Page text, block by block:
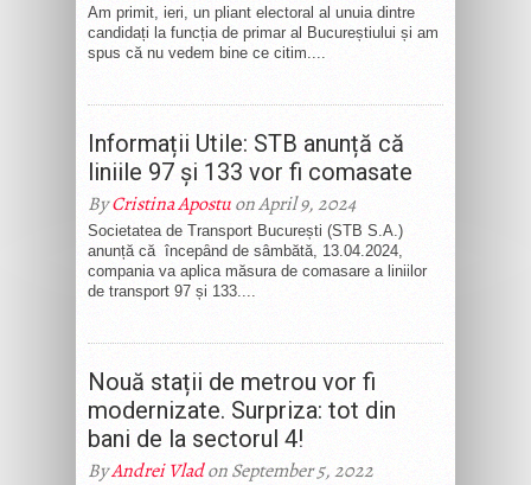
Am primit, ieri, un pliant electoral al unuia dintre
candidați la funcția de primar al Bucureștiului și am
spus că nu vedem bine ce citim....
Informații Utile: STB anunță că
liniile 97 și 133 vor fi comasate
ByCristina Apostuon April 9, 2024
Societatea de Transport București (STB S.A.)
anunță că începȃnd de sâmbătă, 13.04.2024,
compania va aplica măsura de comasare a liniilor
de transport 97 și 133....
Nouă stații de metrou vor fi
modernizate. Surpriza: tot din
bani de la sectorul 4!
ByAndrei Vladon September 5, 2022